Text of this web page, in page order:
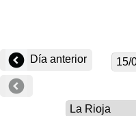
Día anterior